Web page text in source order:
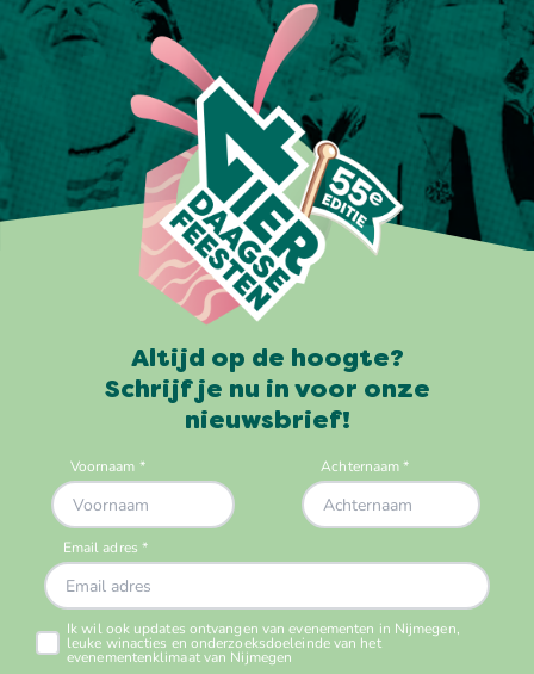
Altijd op de hoogte?
Schrijf je nu in voor onze
nieuwsbrief!